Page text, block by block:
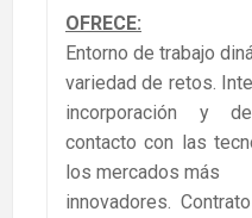
OFRECE:
Entorno de trabajo
variedad de retos.
incorporación y
contacto con las
los mercados más
innovadores.